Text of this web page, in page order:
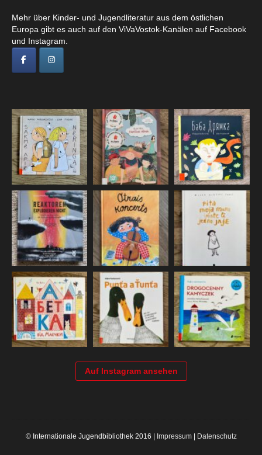
Mehr über Kinder- und Jugendliteratur aus dem östlichen
Europa gibt es auch auf den ViVaVostok-Kanälen auf Facebook
und Instagram.
Auf Instagram ansehen
© Internationale Jugendbibliothek 2016 | Impressum| Datenschutz